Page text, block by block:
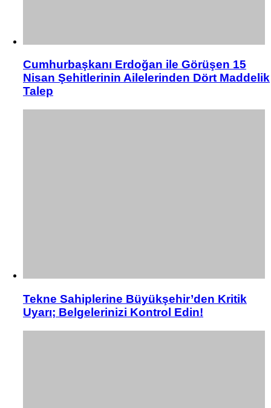
Cumhurbaşkanı Erdoğan ile Görüşen 15
Nisan Şehitlerinin Ailelerinden Dört Maddelik
Talep
Tekne Sahiplerine Büyükşehir’den Kritik
Uyarı; Belgelerinizi Kontrol Edin!